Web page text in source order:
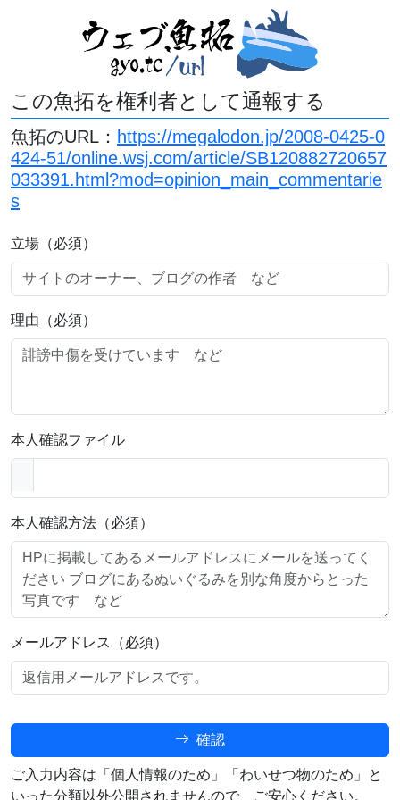
この魚拓を権利者として通報する
魚拓のURL： https://megalodon.jp/2008-0425-0
424-51/online.wsj.com/article/SB120882720657
033391.html?mod=opinion_main_commentarie
s
立場（必須）
理由（必須）
本人確認ファイル
本人確認方法（必須）
メールアドレス（必須）
確認
ご入力内容は「個人情報のため」「わいせつ物のため」と
いった分類以外公開されませんので、ご安心ください。